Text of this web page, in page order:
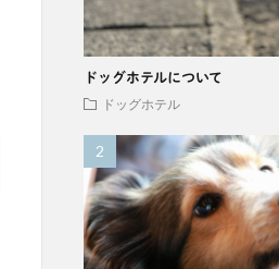
ドッグホテルについて
ドッグホテル